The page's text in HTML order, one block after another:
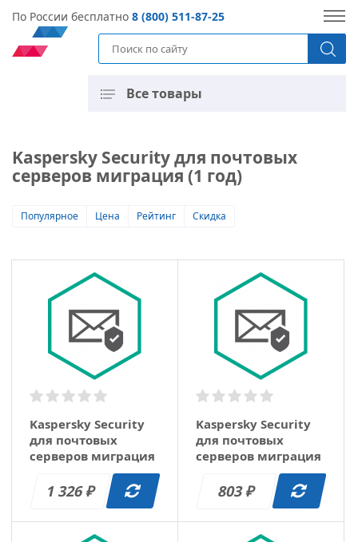
По России бесплатно 8 (800) 511-87-25
Все товары
Kaspersky Security для почтовых
серверов миграция (1 год)
Популярное Цена Рейтинг Скидка
Kaspersky Security
для почтовых
серверов миграция
1 326₽
Kaspersky Security
для почтовых
серверов миграция
1 год (100-149)
803₽